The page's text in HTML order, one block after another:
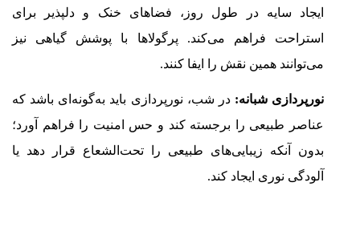
ایجاد سایه در طول روز، فضاهای خنک و دلپذیر برای
استراحت فراهم می‌کند. پرگولاها با پوشش گیاهی نیز
می‌توانند همین نقش را ایفا کنند.
نورپردازی شبانه: در شب، نورپردازی باید به‌گونه‌ای باشد که
عناصر طبیعی را برجسته کند و حس امنیت را فراهم آورد؛
بدون آنکه زیبایی‌های طبیعی را تحت‌الشعاع قرار دهد یا
آلودگی نوری ایجاد کند.